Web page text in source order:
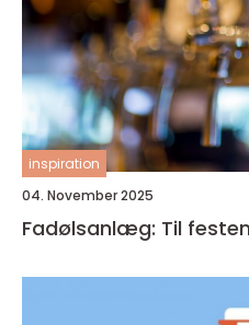
inspiration
04. November 2025
Fadølsanlæg: Til